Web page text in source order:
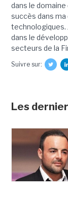
dans le
succès dans
technologiques.
dans le
secteurs de la
Suivre sur:
Les